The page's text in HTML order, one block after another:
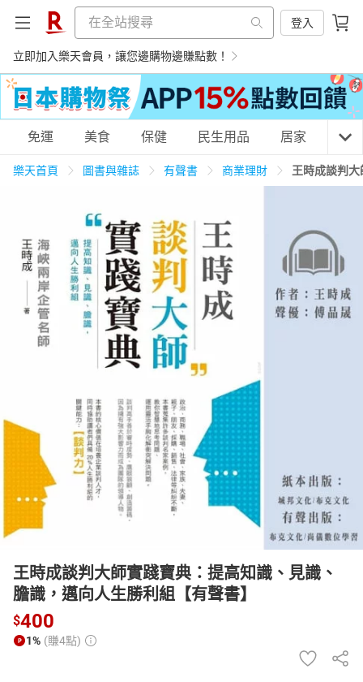
登入
立即加入樂天會員，讓您邊購物邊賺點數！
購物網分類
美食蛋糕 養生保健
居家生活 3C家電 運動休閒 親子玩具
男裝
電子/紙本書
HOT
免運 美食 保健 民生用品 居家 3C
樂天首頁 圖書與雜誌 有聲書 商業理財 王時成談判
王時成談判大師實踐寶典：提高知識、見識、
膽識，邁向人生勝利組【有聲書】
$400
1% (賺4點)